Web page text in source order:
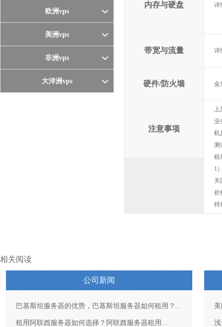
欧洲vps
美洲vps
非洲vps
大洋洲vps
内存与硬盘 详
带宽与流量 详
硬件/防火墙 金
注意事项
上
业
机
测
租
1
关
价
特
相关阅读
公司新闻
巴基斯坦服务器的优势，巴基斯坦服务器如何租用？...
租用阿联酋服务器如何选择？阿联酋服务器租用...